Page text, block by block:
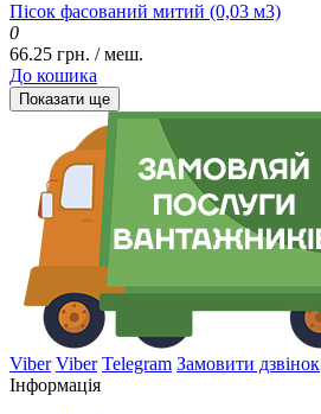
Пісок фасований митий (0,03 м3)
0
66.25 грн. / меш.
До кошика
Показати ще
Viber Viber Telegram Замовити дзвінок
Інформація